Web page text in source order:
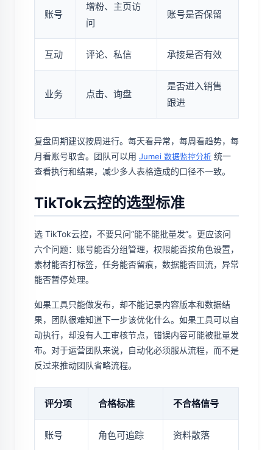
账号
增粉、主页访
问
账号是否保留
互动 评论、私信 承接是否有效
业务 点击、询盘
是否进入销售
跟进
复盘周期建议按周进行。每天看异常，每周看趋势，每
月看账号取舍。团队可以用 Jumei 数据监控分析 统一
查看执行和结果，减少多人表格造成的口径不一致。
TikTok云控的选型标准
选 TikTok云控，不要只问“能不能批量发”。更应该问
六个问题：账号能否分组管理，权限能否按角色设置，
素材能否打标签，任务能否留痕，数据能否回流，异常
能否暂停处理。
如果工具只能做发布，却不能记录内容版本和数据结
果，团队很难知道下一步该优化什么。如果工具可以自
动执行，却没有人工审核节点，错误内容可能被批量发
布。对于运营团队来说，自动化必须服从流程，而不是
反过来推动团队省略流程。
评分项 合格标准 不合格信号
账号 角色可追踪 资料散落